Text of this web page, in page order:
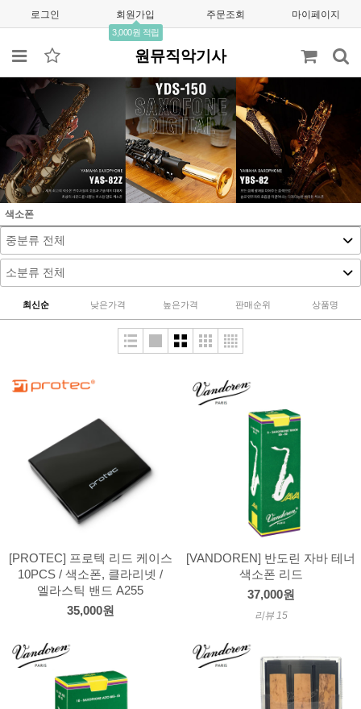
로그인 회원가입
3,000원 적립
주문조회 마이페이지
원뮤직악기사
색소폰
최신순 낮은가격 높은가격 판매순위 상품명
[PROTEC] 프로텍 리드 케이스
10PCS / 색소폰, 클라리넷 /
엘라스틱 밴드 A255
35,000원
[VANDOREN] 반도린 자바 테너
색소폰 리드
37,000원
리뷰 15